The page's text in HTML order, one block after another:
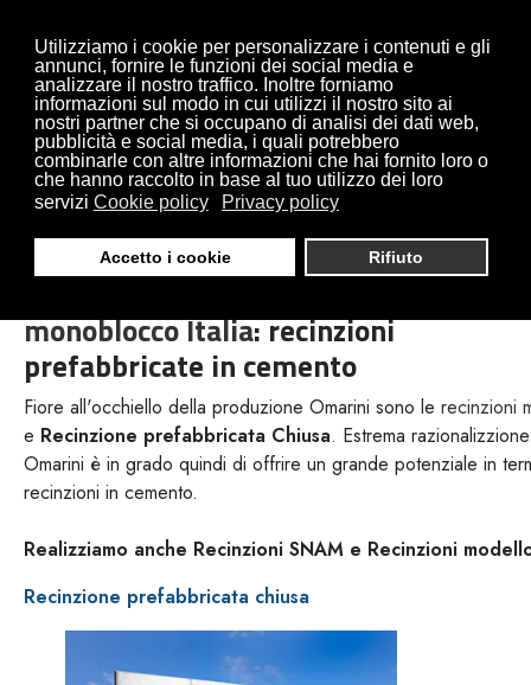
Utilizziamo i cookie per personalizzare i contenuti e gli
annunci, fornire le funzioni dei social media e
analizzare il nostro traffico. Inoltre forniamo
informazioni sul modo in cui utilizzi il nostro sito ai
nostri partner che si occupano di analisi dei dati web,
pubblicità e social media, i quali potrebbero
combinarle con altre informazioni che hai fornito loro o
che hanno raccolto in base al tuo utilizzo dei loro
servizi Cookie policy Privacy policy
Accetto i cookie Rifiuto
RECINZIONI
MONOBLOCCO ITALIA
monoblocco Italia: recinzioni
prefabbricate in cemento
Fiore all'occhiello della produzione Omarini sono le recinzioni
e Recinzione prefabbricata Chiusa. Estrema
Omarini è in grado quindi di offrire un grande potenziale in
recinzioni in cemento.
Realizziamo anche Recinzioni SNAM e Recinzioni
Recinzione prefabbricata chiusa